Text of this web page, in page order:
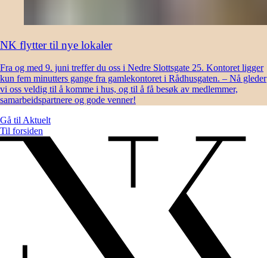
NK flytter til nye lokaler
Fra og med 9. juni treffer du oss i Nedre Slottsgate 25. Kontoret ligger
kun fem minutters gange fra gamlekontoret i Rådhusgaten. – Nå gleder
vi oss veldig til å komme i hus, og til å få besøk av medlemmer,
samarbeidspartnere og gode venner!
Gå til Aktuelt
Til forsiden